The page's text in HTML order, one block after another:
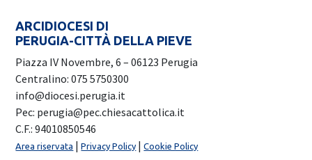
ARCIDIOCESI DI
PERUGIA-CITTÀ DELLA PIEVE
Piazza IV Novembre, 6 – 06123 Perugia
Centralino: 075 5750300
info@diocesi.perugia.it
Pec: perugia@pec.chiesacattolica.it
C.F.: 94010850546
Area riservata |Privacy Policy |Cookie Policy